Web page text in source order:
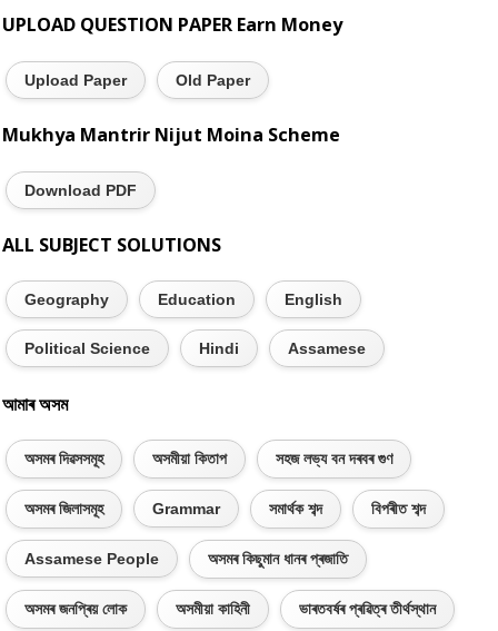
UPLOAD QUESTION PAPER Earn Money
Upload Paper Old Paper
Mukhya Mantrir Nijut Moina Scheme
Download PDF
ALL SUBJECT SOLUTIONS
Geography Education English
Political Science Hindi Assamese
আমাৰ অসম
অসমৰ দিৱসসমূহ অসমীয়া কিতাপ সহজ লভ্য বন দৰবৰ গুণ
অসমৰ জিলাসমূহ Grammar সমাৰ্থক শব্দ বিপৰীত শব্দ
Assamese People অসমৰ কিছুমান ধানৰ প্ৰজাতি
অসমৰ জনপ্ৰিয় লোক অসমীয়া কাহিনী ভাৰতবৰ্ষৰ প্ৰৱিত্ৰ তীৰ্থস্থান